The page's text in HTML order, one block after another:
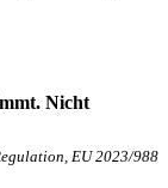
Nicht
EU 2023/988